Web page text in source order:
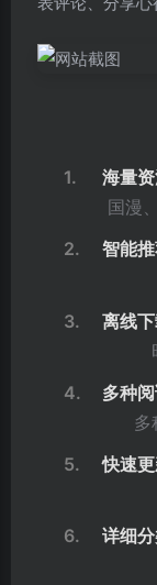
海量
国漫
智能
离线
多种
快速
详细